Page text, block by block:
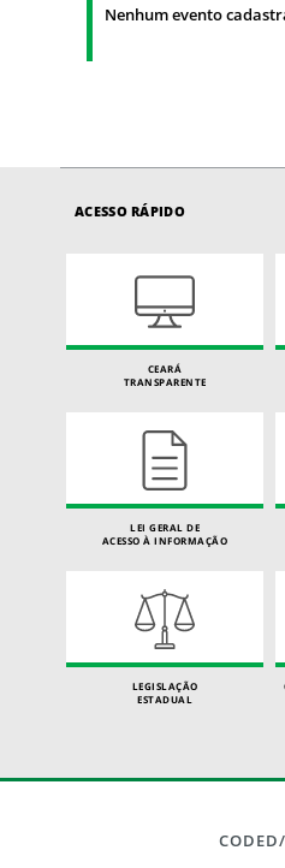
Nenhum evento
ACESSO RÁPIDO
CEARÁ
TRANSPARENTE
LEI GERAL DE
ACESSO À INFORMAÇÃO
LEGISLAÇÃO
ESTADUAL